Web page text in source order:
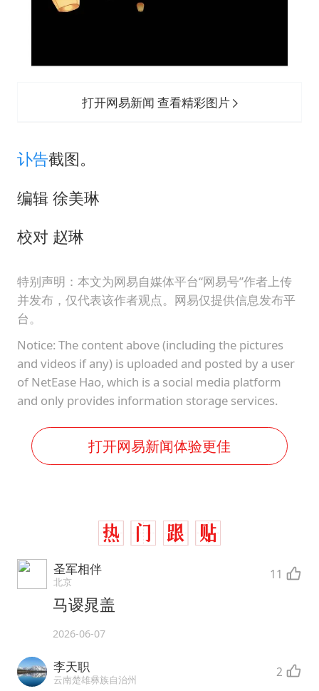
打开网易新闻 查看精彩图片
讣告截图。
编辑 徐美琳
校对 赵琳
特别声明：本文为网易自媒体平台“网易号”作者上传
并发布，仅代表该作者观点。网易仅提供信息发布平
台。
Notice: The content above (including the pictures
and videos if any) is uploaded and posted by a user
of NetEase Hao, which is a social media platform
and only provides information storage services.
打开网易新闻体验更佳
圣军相伴
北京 11
马谡晁盖
2026-06-07
李天职
云南楚雄彝族自治州 2